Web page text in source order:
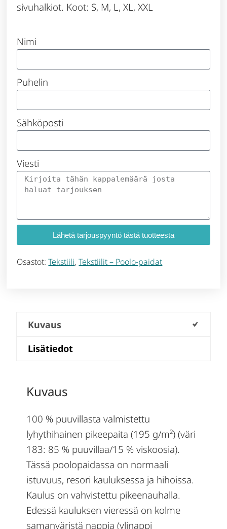
sivuhalkiot. Koot: S, M, L, XL, XXL
Nimi
Puhelin
Sähköposti
Viesti
Lähetä tarjouspyyntö tästä tuotteesta
Osastot:Tekstiili,Tekstiilit – Poolo-paidat
Kuvaus
Lisätiedot
Kuvaus
100 % puuvillasta valmistettu
lyhythihainen pikeepaita (195 g/m²) (väri
183: 85 % puuvillaa/15 % viskoosia).
Tässä poolopaidassa on normaali
istuvuus, resori kauluksessa ja hihoissa.
Kaulus on vahvistettu pikeenauhalla.
Edessä kauluksen vieressä on kolme
samanväristä nappia (ylinappi